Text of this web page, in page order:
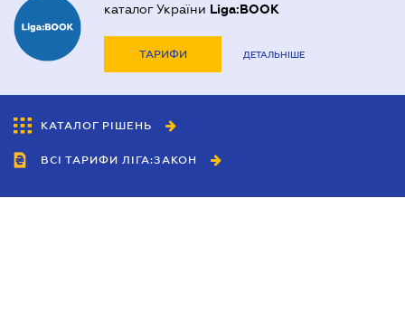
каталог України Liga:BOOK
ТАРИФИ ДЕТАЛЬНІШЕ
КАТАЛОГ РІШЕНЬ
ВСІ ТАРИФИ ЛІГА:ЗАКОН